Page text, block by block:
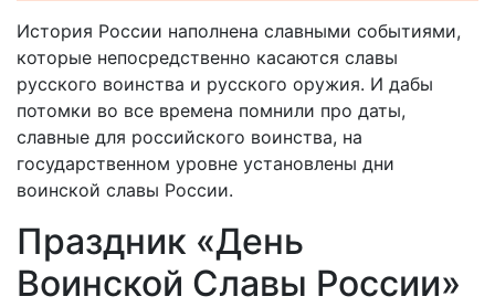
История России наполнена славными событиями,
которые непосредственно касаются славы
русского воинства и русского оружия. И дабы
потомки во все времена помнили про даты,
славные для российского воинства, на
государственном уровне установлены дни
воинской славы России.
Праздник «День
Воинской Славы России»